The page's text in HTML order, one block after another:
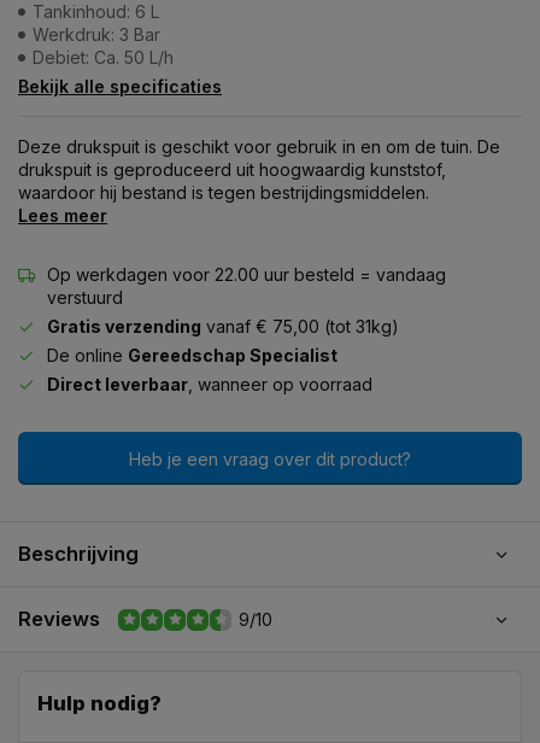
Tankinhoud: 6 L
Werkdruk: 3 Bar
Debiet: Ca. 50 L/h
Bekijk alle specificaties
Deze drukspuit is geschikt voor gebruik in en om de tuin. De
drukspuit is geproduceerd uit hoogwaardig kunststof,
waardoor hij bestand is tegen bestrijdingsmiddelen.
Lees meer
Op werkdagen voor 22.00 uur besteld = vandaag
verstuurd
Gratis verzending vanaf € 75,00 (tot 31kg)
De online Gereedschap Specialist
Direct leverbaar , wanneer op voorraad
Heb je een vraag over dit product?
Beschrijving
Reviews 9/10
Hulp nodig?